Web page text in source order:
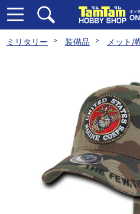
ミリタリー 装備品 メット/